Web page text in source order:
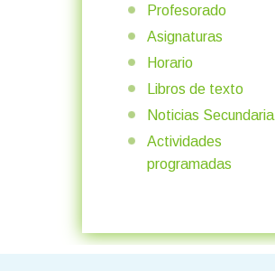
Profesorado
Asignaturas
Horario
Libros de texto
Noticias Secundaria
Actividades
programadas